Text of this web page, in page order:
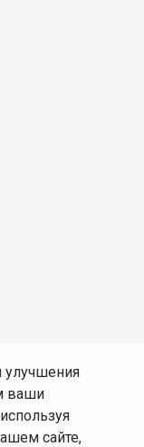
улучшения
ваши
сайте,